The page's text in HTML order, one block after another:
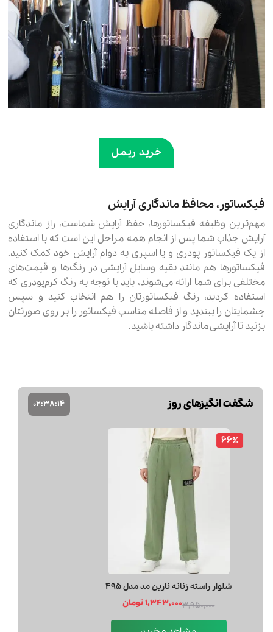
خرید ریمل
فیکساتور، محافظ ماندگاری آرایش
مهم‌ترین وظیفه فیکساتورها، حفظ آرایش شماست، راز ماندگاری
آرایش جذاب شما پس از انجام همه مراحل این است که با استفاده
از یک فیکساتور پودری و یا اسپری به دوام آرایش خود کمک کنید.
فیکساتورها هم مانند بقیه وسایل آرایشی در رنگ‌ها و قیمت‌های
مختلفی برای شما ارائه می‌شوند، باید با توجه به رنگ کرم‌پودری که
استفاده کردید، رنگ فیکساتورتان را هم انتخاب کنید و سپس
چشمایتان را ببندید و از فاصله مناسب فیکساتور را بر روی صورتتان
بزنید تا آرایشی ماندگار داشته باشید.
شگفت انگیزهای روز 02:38:13
شلوار راسته زنانه نارين مد مدل 495
3,950,0001,343,000 تومان